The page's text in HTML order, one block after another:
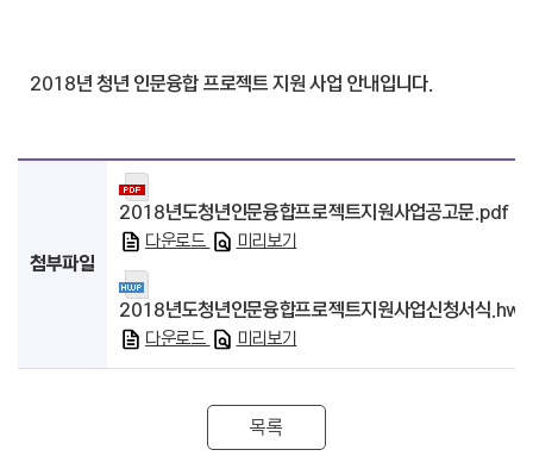
2018년 청년 인문융합 프로젝트 지원 사업 안내입니다.
첨부파일
2018년도청년인문융합프로젝트지원사업공고문.pdf
다운로드 미리보기
2018년도청년인문융합프로젝트지원사업신청서식.hwp
다운로드 미리보기
목록